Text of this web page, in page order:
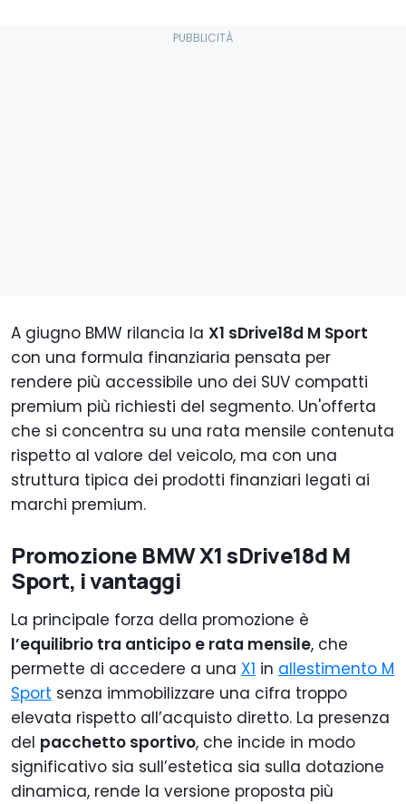
A giugno BMW rilancia la X1 sDrive18d M Sport
con una formula finanziaria pensata per
rendere più accessibile uno dei SUV compatti
premium più richiesti del segmento. Un'offerta
che si concentra su una rata mensile contenuta
rispetto al valore del veicolo, ma con una
struttura tipica dei prodotti finanziari legati ai
marchi premium.
Promozione BMW X1 sDrive18d M
Sport, i vantaggi
La principale forza della promozione è
l’equilibrio tra anticipo e rata mensile, che
permette di accedere a una X1 in allestimento M
Sport senza immobilizzare una cifra troppo
elevata rispetto all’acquisto diretto. La presenza
del pacchetto sportivo, che incide in modo
significativo sia sull’estetica sia sulla dotazione
dinamica, rende la versione proposta più